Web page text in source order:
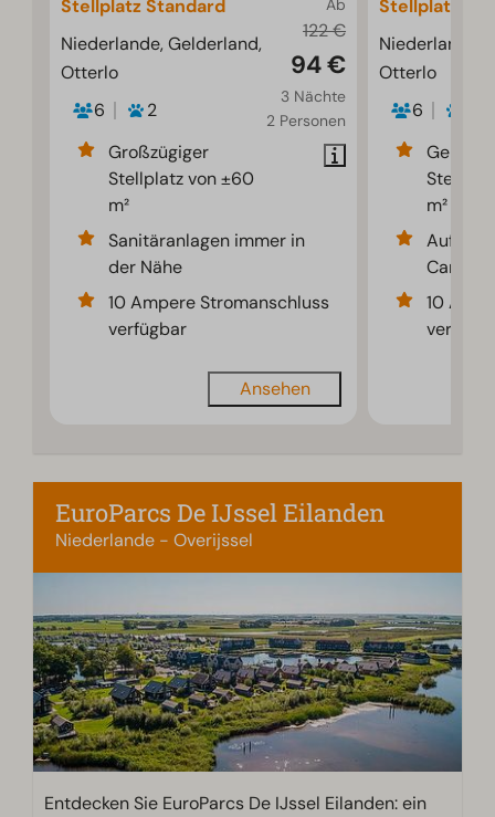
Ab
122 €
94 €
3 Nächte
2 Personen
Stellplatz Standard
Niederlande, Gelderland,
Otterlo
6
2
Großzügiger
Stellplatz von ±60
m²
Sanitäranlagen immer in
der Nähe
10 Ampere Stromanschluss
verfügbar
Ansehen
Stellplatz
Niederlande,
Otterlo
6
m²
Auf
10
EuroParcs De IJssel Eilanden
Niederlande - Overijssel
Entdecken Sie EuroParcs De IJssel Eilanden: ein